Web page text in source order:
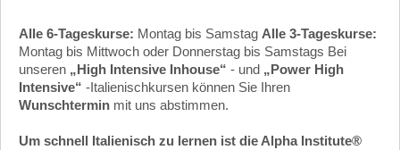
Alle 6-Tageskurse: Montag bis Samstag Alle 3-Tageskurse:
Montag bis Mittwoch oder Donnerstag bis Samstags Bei
unseren „High Intensive Inhouse“ - und „Power High
Intensive“ -Italienischkursen können Sie Ihren
Wunschtermin mit uns abstimmen.
Um schnell Italienisch zu lernen ist die Alpha Institute®